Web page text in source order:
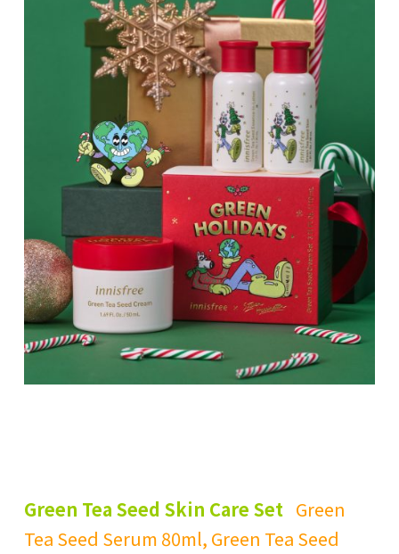
Green Tea Seed Skin Care Set Green
Tea Seed Serum 80ml, Green Tea Seed